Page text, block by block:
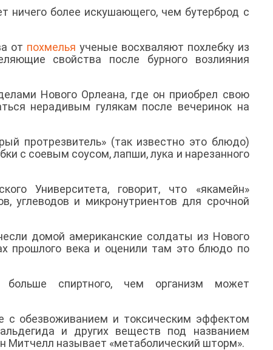
ничего более искушающего, чем бутерброд с
от похмелья ученые восхваляют похлебку из
свойства после бурного возлияния
Нового Орлеана, где он приобрел свою
нерадивым гулякам после вечеринок на
протрезвитель» (так известно это блюдо)
с соевым соусом, лапши, лука и нарезанного
Университета, говорит, что «якамейн»
углеводов и микронутриентов для срочной
домой американские солдаты из Нового
прошлого века и оценили там это блюдо по
больше спиртного, чем организм может
с обезвоживанием и токсическим эффектом
и других веществ под названием
Митчелл называет «метаболический шторм».